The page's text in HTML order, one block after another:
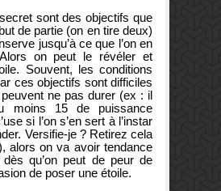
sont des objectifs que
de partie (on en tire deux)
jusqu’à ce que l’on en
on peut le révéler et
Souvent, les conditions
ces objectifs sont difficiles
ne pas durer (ex : il
moins 15 de puissance
si l’on s’en sert à l’instar
Versifie-je ? Retirez cela
alors on va avoir tendance
qu’on peut de peur de
de poser une étoile.